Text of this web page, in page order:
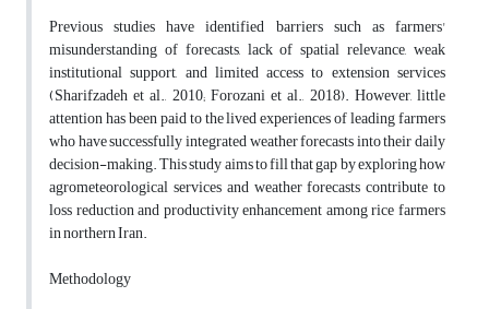
Previous studies have identified barriers such as farmers'
misunderstanding of forecasts, lack of spatial relevance, weak
institutional support, and limited access to extension services
(Sharifzadeh et al., 2010; Forozani et al., 2018). However, little
attention has been paid to the lived experiences of leading farmers
who have successfully integrated weather forecasts into their daily
decision-making. This study aims to fill that gap by exploring how
agrometeorological services and weather forecasts contribute to
loss reduction and productivity enhancement among rice farmers
in northern Iran.
Methodology